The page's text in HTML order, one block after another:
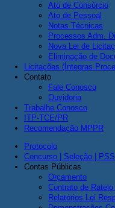
Ato de Consórcio
Ato de Pessoal
Notas Técnicas
Processos Adm.
Nova Lei de
Eliminação de
Licitações (Íntegras
Contato
Fale Conosco
Ouvidoria
Trabalhe Conosco
ITP-TCE/PR
Recomendação MPPR
Protocolo
Concurso | Seleção | PSS
Contas Públicas
Orçamento
Contrato de
Relatórios Lei